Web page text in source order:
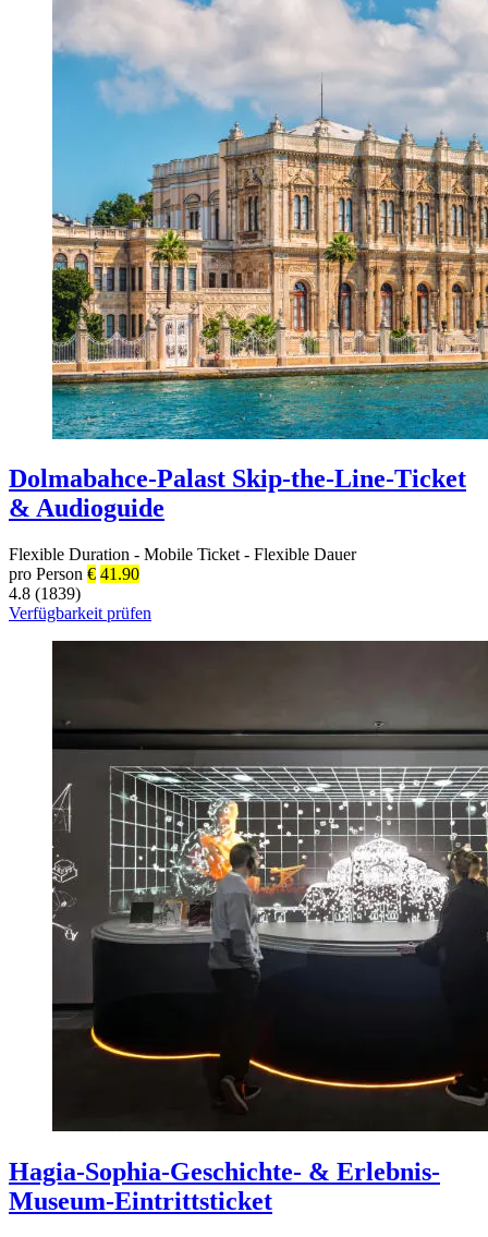
Dolmabahce-Palast Skip-the-Line-Ticket
& Audioguide
Flexible Duration - Mobile Ticket - Flexible Dauer
pro Person € 41.90
4.8 (1839)
Verfügbarkeit prüfen
Hagia-Sophia-Geschichte- & Erlebnis-
Museum-Eintrittsticket